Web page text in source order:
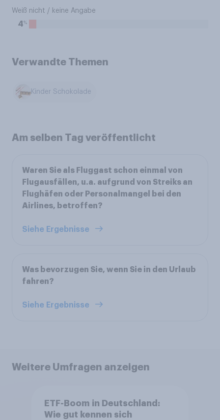
Weiß nicht / keine Angabe
4%
Verwandte Themen
Kinder Schokolade
Am selben Tag veröffentlicht
Waren Sie als Fluggast schon einmal von
Flugausfällen, u.a. aufgrund von Streiks an
Flughäfen oder Personalmangel bei den
Airlines, betroffen?
Siehe Ergebnisse
Was bevorzugen Sie, wenn Sie in den Urlaub
fahren?
Siehe Ergebnisse
Weitere Umfragen anzeigen
ETF-Boom in Deutschland:
Wie gut kennen sich